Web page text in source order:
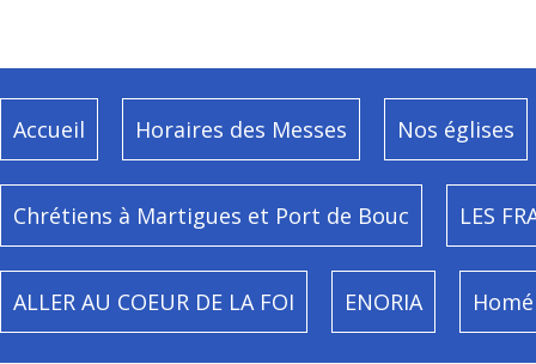
Accueil Horaires des Messes Nos églises
Chrétiens à Martigues et Port de Bouc LES
ALLER AU COEUR DE LA FOI ENORIA